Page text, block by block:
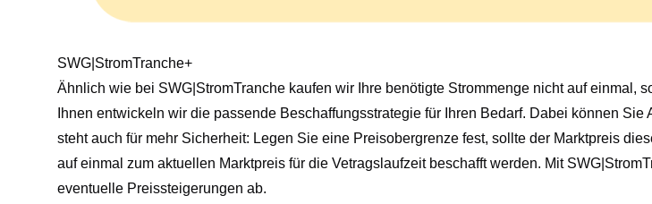
SWG|StromTranche+
Ähnlich wie bei SWG|StromTranche kaufen wir Ihre benötigte Strommenge nicht auf einmal,
Ihnen entwickeln wir die passende Beschaffungsstrategie für Ihren Bedarf. Dabei können
steht auch für mehr Sicherheit: Legen Sie eine Preisobergrenze fest, sollte der Marktpreis
auf einmal zum aktuellen Marktpreis für die Vetragslaufzeit beschafft werden. Mit
eventuelle Preissteigerungen ab.